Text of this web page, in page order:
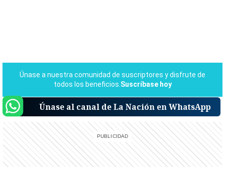
Únase al canal de La Nación en WhatsApp